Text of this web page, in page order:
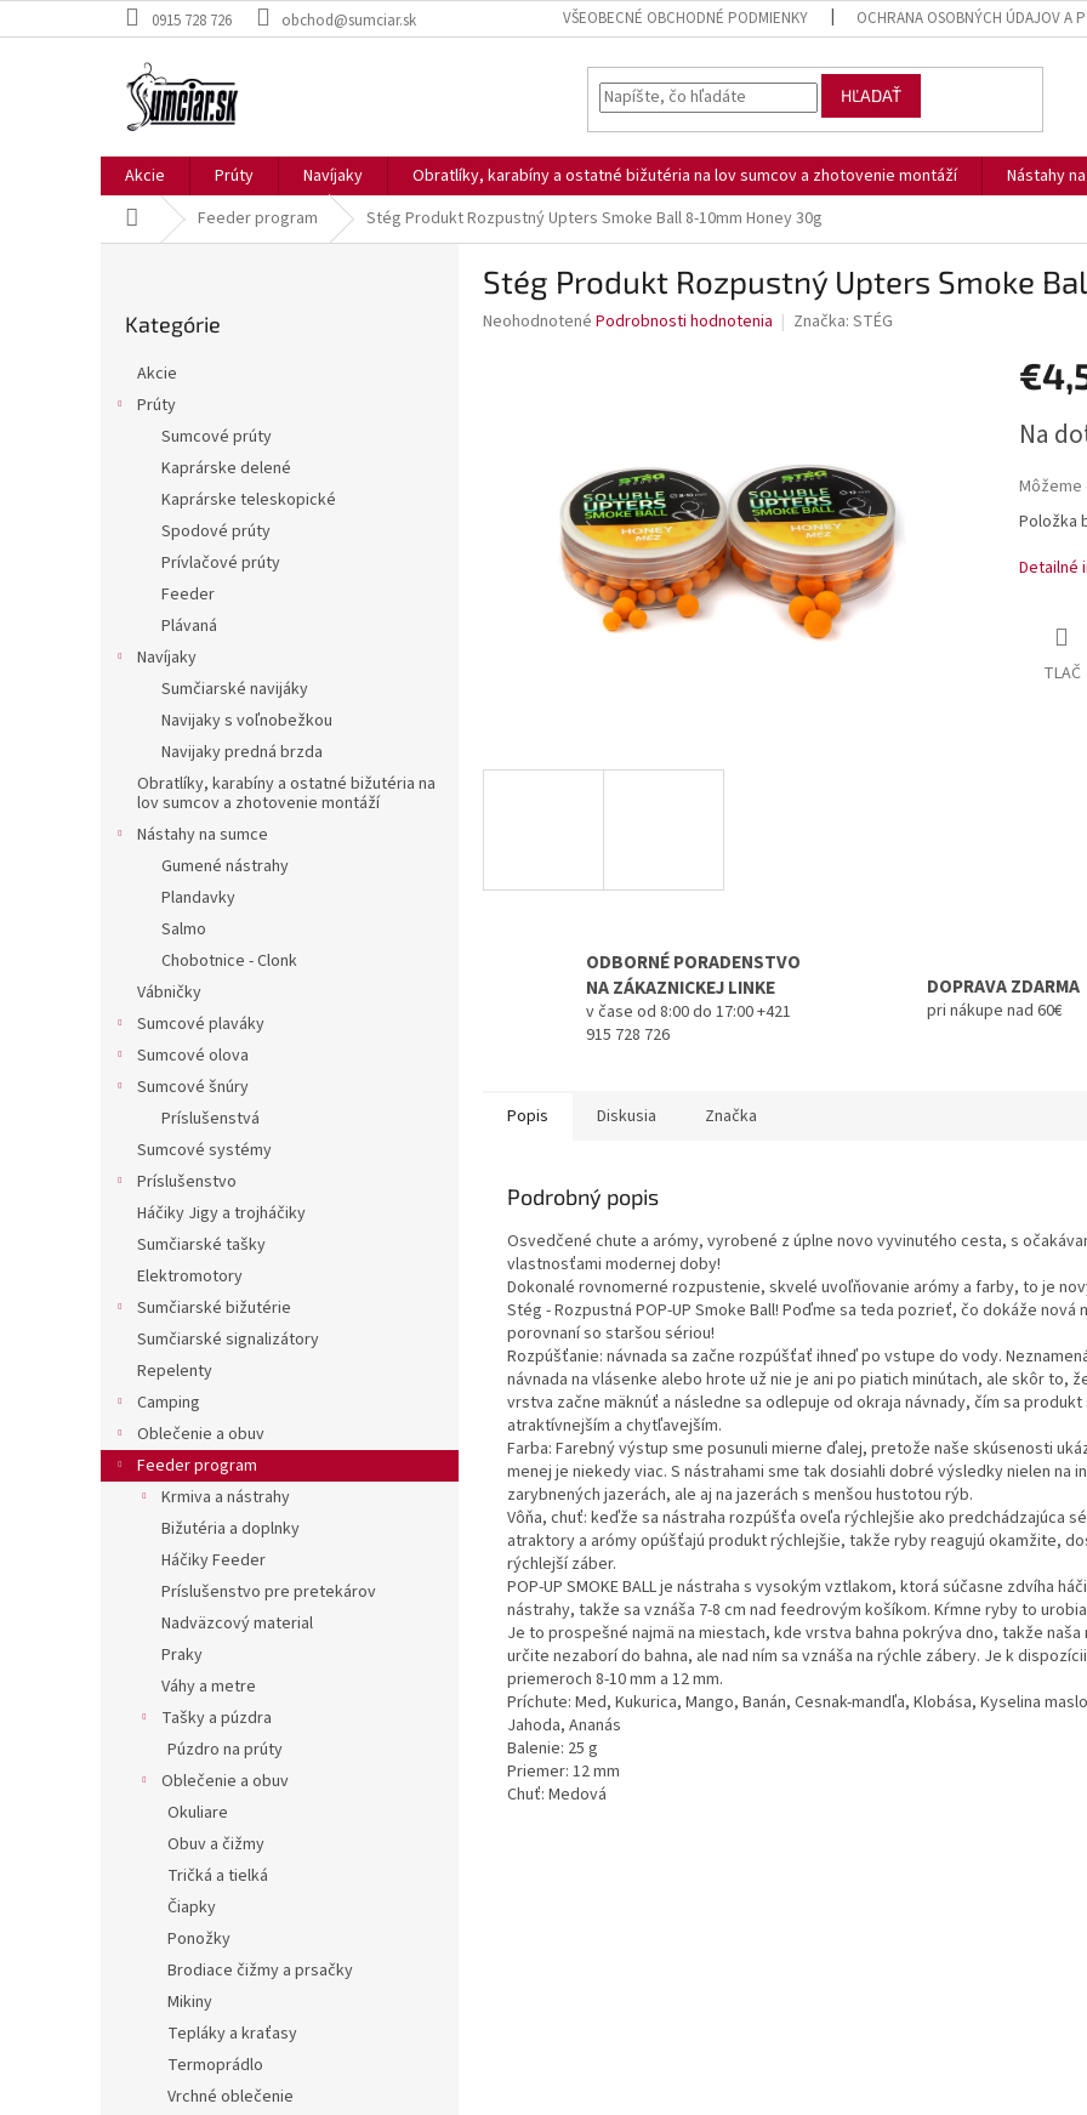
na
0915 728 726 obchod@sumciar.sk VŠEOBECNÉ OBCHODNÉ PODMIENKY OCHRANA OSOBNÝCH ÚDAJOV A
HĽADAŤ
Akcie Prúty Navíjaky Obratlíky, karabíny a ostatné bižutéria na lov sumcov a zhotovenie montáží Nástahy
DomovFeeder program Stég Produkt Rozpustný Upters Smoke Ball 8-10mm Honey 30g
kategórie
Kategórie
Akcie
Prúty
Sumcové prúty
Kaprárske delené
Kaprárske teleskopické
Spodové prúty
Prívlačové prúty
Feeder
Plávaná
Navíjaky
Sumčiarské navijáky
Navijaky s voľnobežkou
Navijaky predná brzda
Obratlíky, karabíny a ostatné bižutéria na
lov sumcov a zhotovenie montáží
Nástahy na sumce
Gumené nástrahy
Plandavky
Salmo
Chobotnice - Clonk
Vábničky
Sumcové plaváky
Sumcové olova
Sumcové šnúry
Príslušenstvá
Sumcové systémy
Príslušenstvo
Háčiky Jigy a trojháčiky
Sumčiarské tašky
Elektromotory
Sumčiarské bižutérie
Sumčiarské signalizátory
Repelenty
Camping
Oblečenie a obuv
Feeder program
Krmiva a nástrahy
Bižutéria a doplnky
Háčiky Feeder
Príslušenstvo pre pretekárov
Nadväzcový material
Praky
Váhy a metre
Tašky a púzdra
Púzdro na prúty
Oblečenie a obuv
Okuliare
Obuv a čižmy
Tričká a tielká
Čiapky
Ponožky
Brodiace čižmy a prsačky
Mikiny
Tepláky a kraťasy
Termoprádlo
Vrchné oblečenie
Stég Produkt Rozpustný Upters Smoke
Priemerné
Neohodnotené Podrobnosti hodnotenia Značka: STÉG
cena:
Na
Položka
Detailné
TLAČ
ODBORNÉ PORADENSTVO
NA ZÁKAZNICKEJ LINKE
v čase od 8:00 do 17:00 +421
915 728 726
DOPRAVA ZDARMA
pri nákupe nad 60€
Popis Diskusia Značka
Podrobný popis
Osvedčené chute a arómy, vyrobené z úplne novo vyvinutého cesta, s
vlastnosťami modernej doby!
Dokonalé rovnomerné rozpustenie, skvelé uvoľňovanie arómy a farby, to je
Stég - Rozpustná POP-UP Smoke Ball! Poďme sa teda pozrieť, čo dokáže nová
porovnaní so staršou sériou!
Rozpúšťanie: návnada sa začne rozpúšťať ihneď po vstupe do vody.
návnada na vlásenke alebo hrote už nie je ani po piatich minútach, ale skôr to,
vrstva začne mäknúť a následne sa odlepuje od okraja návnady, čím sa produkt
atraktívnejším a chytľavejším.
Farba: Farebný výstup sme posunuli mierne ďalej, pretože naše skúsenosti
menej je niekedy viac. S nástrahami sme tak dosiahli dobré výsledky nielen na
zarybnených jazerách, ale aj na jazerách s menšou hustotou rýb.
Vôňa, chuť: keďže sa nástraha rozpúšťa oveľa rýchlejšie ako predchádzajúca
atraktory a arómy opúšťajú produkt rýchlejšie, takže ryby reagujú okamžite,
rýchlejší záber.
POP-UP SMOKE BALL je nástraha s vysokým vztlakom, ktorá súčasne zdvíha
nástrahy, takže sa vznáša 7-8 cm nad feedrovým košíkom. Kŕmne ryby to
Je to prospešné najmä na miestach, kde vrstva bahna pokrýva dno, takže naša
určite nezaborí do bahna, ale nad ním sa vznáša na rýchle zábery. Je k
priemeroch 8-10 mm a 12 mm.
Príchute: Med, Kukurica, Mango, Banán, Cesnak-mandľa, Klobása, Kyselina
Jahoda, Ananás
Balenie: 25 g
Priemer: 12 mm
Chuť: Medová